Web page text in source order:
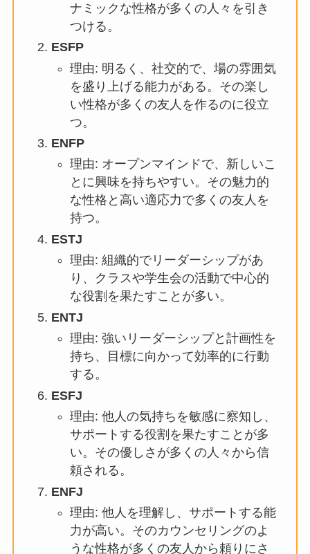
ナミックな性格が多くの人々を引き
つける。
ESFP
理由: 明るく、社交的で、場の雰囲気
を盛り上げる能力がある。その楽し
い性格が多くの友人を作るのに役立
つ。
ENFP
理由: オープンマインドで、新しいこ
とに興味を持ちやすい。その魅力的
な性格と高い適応力で多くの友人を
持つ。
ESTJ
理由: 組織的でリーダーシップがあ
り、クラスや学生会の活動で中心的
な役割を果たすことが多い。
ENTJ
理由: 強いリーダーシップと計画性を
持ち、目標に向かって効率的に行動
する。
ESFJ
理由: 他人の気持ちを敏感に察知し、
サポートする役割を果たすことが多
い。その優しさが多くの人々から信
頼される。
ENFJ
理由: 他人を理解し、サポートする能
力が高い。そのカウンセリングのよ
うな性格が多くの友人から頼りにさ